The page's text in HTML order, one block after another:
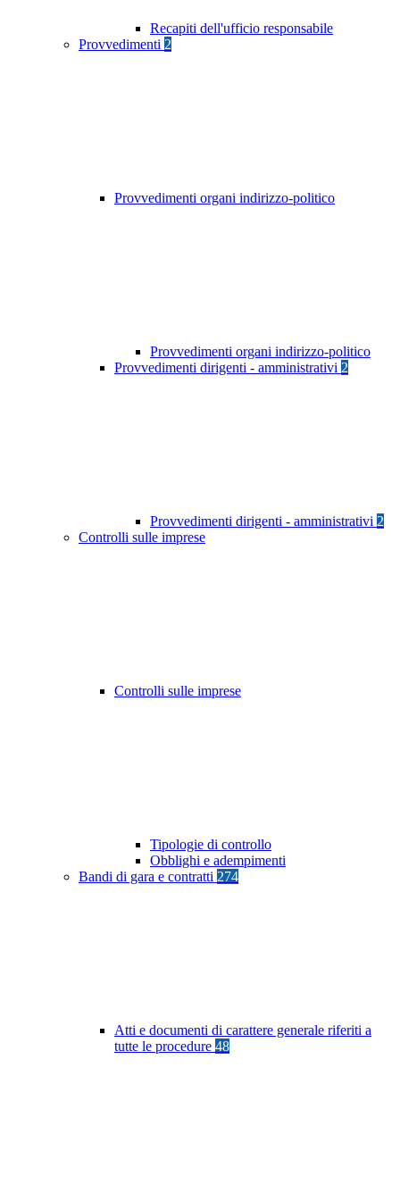
Recapiti dell'ufficio responsabile
Provvedimenti 2
Provvedimenti organi indirizzo-politico
Provvedimenti organi indirizzo-politico
Provvedimenti dirigenti - amministrativi 2
Provvedimenti dirigenti - amministrativi 2
Controlli sulle imprese
Controlli sulle imprese
Tipologie di controllo
Obblighi e adempimenti
Bandi di gara e contratti 274
Atti e documenti di carattere generale riferiti a
tutte le procedure 48